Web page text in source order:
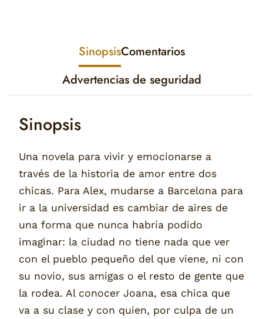
SinopsisComentarios
Advertencias de seguridad
Sinopsis
Una novela para vivir y emocionarse a
través de la historia de amor entre dos
chicas. Para Alex, mudarse a Barcelona para
ir a la universidad es cambiar de aires de
una forma que nunca habría podido
imaginar: la ciudad no tiene nada que ver
con el pueblo pequeño del que viene, ni con
su novio, sus amigas o el resto de gente que
la rodea. Al conocer Joana, esa chica que
va a su clase y con quien, por culpa de un